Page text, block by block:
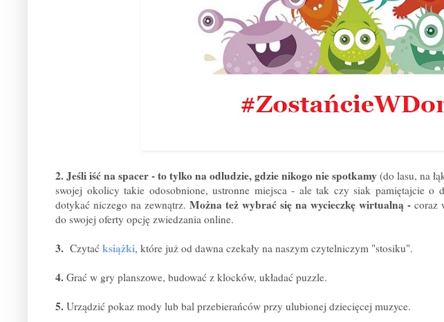
2. Jeśli iść na spacer - to tylko na odludzie, gdzie nikogo nie spotkamy (do lasu, na
swojej okolicy takie odosobnione, ustronne miejsca - ale tak czy siak pamiętajcie o
dotykać niczego na zewnątrz. Można też wybrać się na wycieczkę wirtualną - coraz
do swojej oferty opcję zwiedzania online.
3. Czytać książki, które już od dawna czekały na naszym czytelniczym "stosiku".
4. Grać w gry planszowe, budować z klocków, układać puzzle.
5. Urządzić pokaz mody lub bal przebierańców przy ulubionej dziecięcej muzyce.